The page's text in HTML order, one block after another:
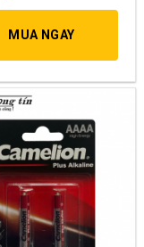
MUA NGAY